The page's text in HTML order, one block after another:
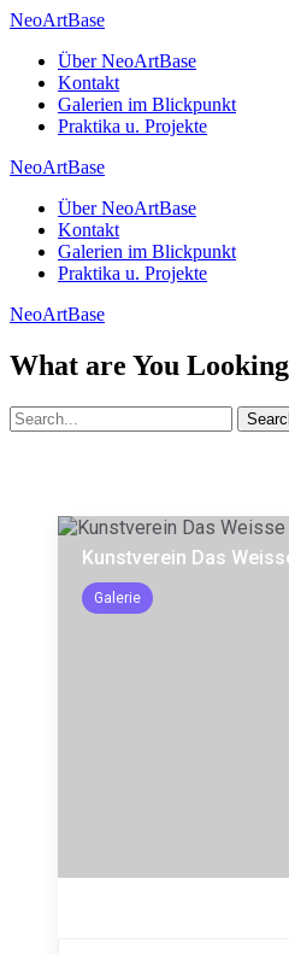
NeoArtBase
Über NeoArtBase
Kontakt
Galerien im Blickpunkt
Praktika u. Projekte
NeoArtBase
Über NeoArtBase
Kontakt
Galerien im Blickpunkt
Praktika u. Projekte
NeoArtBase
What are You
Kunstverein Das
Galerie